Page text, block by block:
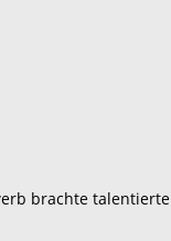
brachte talentierte